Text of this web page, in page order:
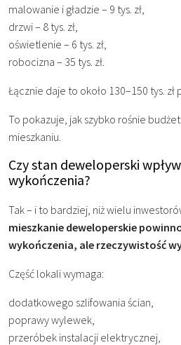
malowanie i gładzie – 9 tys. zł,
drzwi – 8 tys. zł,
oświetlenie – 6 tys. zł,
robocizna – 35 tys. zł.
Łącznie daje to około 130–150 tys.
To pokazuje, jak szybko rośnie
mieszkaniu.
Czy stan deweloperski
wykończenia?
Tak – i to bardziej, niż wielu
mieszkanie deweloperskie
wykończenia, ale rzeczywistość
Część lokali wymaga:
dodatkowego szlifowania ścian,
poprawy wylewek,
przeróbek instalacji elektrycznej,